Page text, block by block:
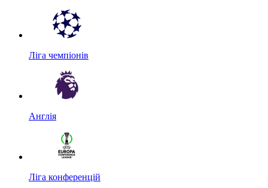
Ліга чемпіонів
Англія
Ліга конференцій